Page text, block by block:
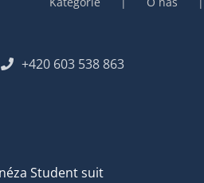
+420 603 538 863
Student suit